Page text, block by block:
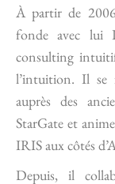
À partir de
fonde avec lui
consulting
l’intuition. Il se
auprès des
StarGate et
IRIS aux côtés
Depuis, il